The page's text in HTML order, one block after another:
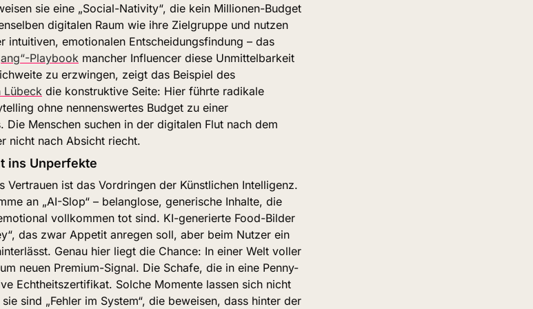
sie eine „Social-Nativity“, die kein Millionen-Budget
digitalen Raum wie ihre Zielgruppe und nutzen
intuitiven, emotionalen Entscheidungsfindung – das
Playbook mancher Influencer diese Unmittelbarkeit
zu erzwingen, zeigt das Beispiel des
Lübeck die konstruktive Seite: Hier führte radikale
ohne nennenswertes Budget zu einer
Die Menschen suchen in der digitalen Flut nach dem
nicht nach Absicht riecht.
ins Unperfekte
Vertrauen ist das Vordringen der Künstlichen Intelligenz.
an „AI-Slop“ – belanglose, generische Inhalte, die
vollkommen tot sind. KI-generierte Food-Bilder
das zwar Appetit anregen soll, aber beim Nutzer ein
Genau hier liegt die Chance: In einer Welt voller
neuen Premium-Signal. Die Schafe, die in eine Penny-
Echtheitszertifikat. Solche Momente lassen sich nicht
sind „Fehler im System“, die beweisen, dass hinter der